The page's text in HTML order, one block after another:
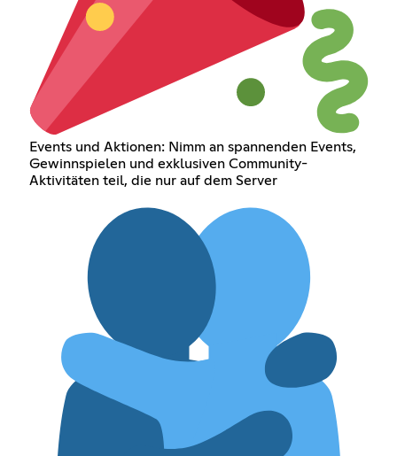
Events und Aktionen: Nimm an spannenden Events,
Gewinnspielen und exklusiven Community-
Aktivitäten teil, die nur auf dem Server